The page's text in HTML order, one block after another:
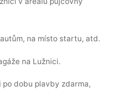
na místo startu, atd.
na Lužnici.
dobu plavby zdarma,